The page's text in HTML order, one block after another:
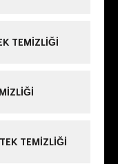
TEMIZLIĞI
TEMIZLIĞI